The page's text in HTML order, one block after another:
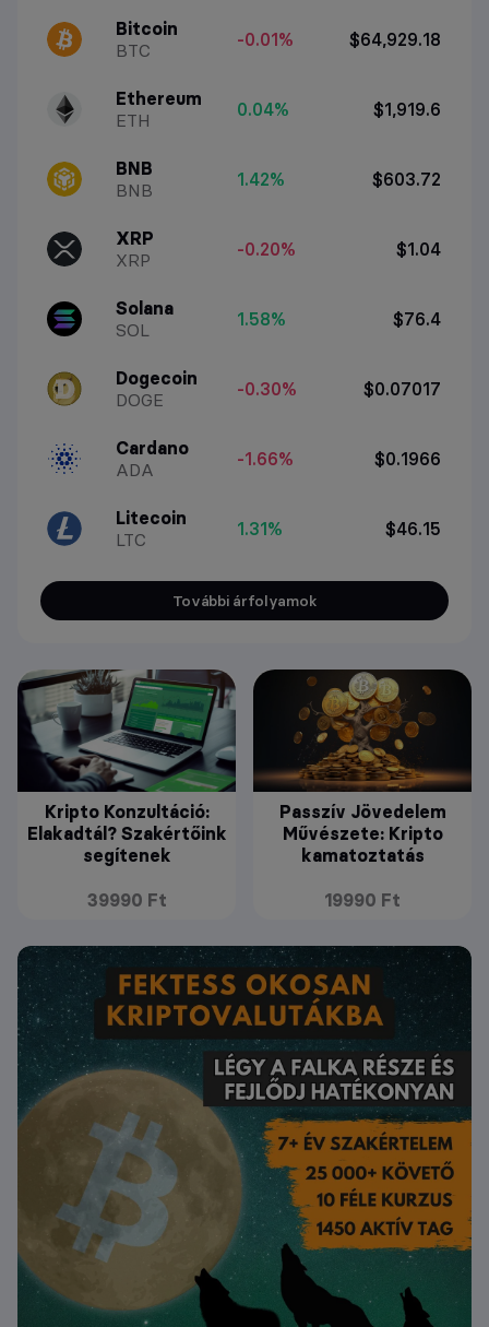
Bitcoin
BTC
-0.01% $64,929.18
Ethereum
ETH
0.04% $1,919.6
BNB
BNB
1.42% $603.72
XRP
XRP
-0.20% $1.04
Solana
SOL
1.58% $76.4
Dogecoin
DOGE
-0.30% $0.07017
Cardano
ADA
-1.66% $0.1966
Litecoin
LTC
1.31% $46.15
További árfolyamok
Kripto Konzultáció:
Elakadtál? Szakértőink
segítenek
39990 Ft
Passzív Jövedelem
Művészete: Kripto
kamatoztatás
19990 Ft